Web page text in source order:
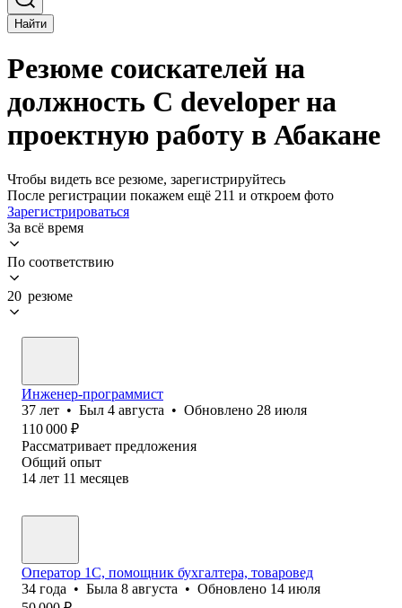
Найти
Резюме соискателей на
должность C developer на
проектную работу в Абакане
Чтобы видеть все резюме, зарегистрируйтесь
После регистрации покажем ещё 211 и откроем фото
Зарегистрироваться
За всё время
По соответствию
20 резюме
Инженер-программист
37 лет • Был 4 августа • Обновлено 28 июля
110 000 ₽
Рассматривает предложения
Общий опыт
14 лет 11 месяцев
Оператор 1С, помощник бухгалтера, товаровед
34 года • Была 8 августа • Обновлено 14 июля